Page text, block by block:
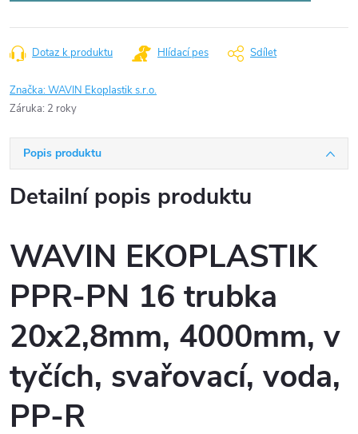
Dotaz k produktu Hlídací pes Sdílet
Značka:WAVIN Ekoplastik s.r.o.
Záruka: 2 roky
Popis produktu
Detailní popis produktu
WAVIN EKOPLASTIK
PPR-PN 16 trubka
20x2,8mm, 4000mm, v
tyčích, svařovací, voda,
PP-R